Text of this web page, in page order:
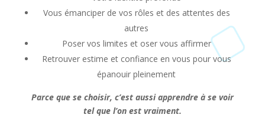
Vous émanciper de vos rôles et des attentes des
autres
Poser vos limites et oser vous affirmer
Retrouver estime et confiance en vous pour vous
épanouir pleinement
Parce que se choisir, c’est aussi apprendre à se voir
tel que l’on est vraiment.